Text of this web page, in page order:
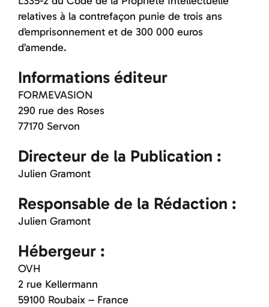
relatives à la contrefaçon punie de trois ans
d’emprisonnement et de 300 000 euros
d’amende.
Informations éditeur
FORMEVASION
290 rue des Roses
77170 Servon
Directeur de la Publication :
Julien Gramont
Responsable de la Rédaction :
Julien Gramont
Hébergeur :
OVH
2 rue Kellermann
59100 Roubaix – France